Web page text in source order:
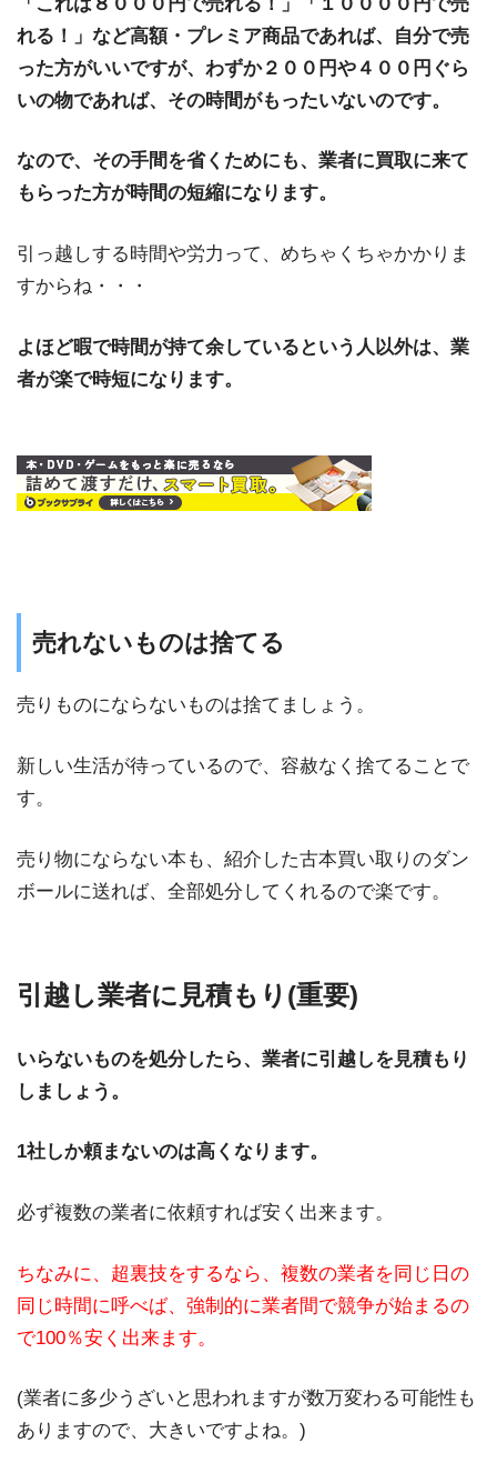
れる！」など高額・プレミア商品であれば、自分で売
った方がいいですが、わずか２００円や４００円ぐら
いの物であれば、その時間がもったいないのです。
なので、その手間を省くためにも、業者に買取に来て
もらった方が時間の短縮になります。
引っ越しする時間や労力って、めちゃくちゃかかりま
すからね・・・
よほど暇で時間が持て余しているという人以外は、業
者が楽で時短になります。
売れないものは捨てる
売りものにならないものは捨てましょう。
新しい生活が待っているので、容赦なく捨てることで
す。
売り物にならない本も、紹介した古本買い取りのダン
ボールに送れば、全部処分してくれるので楽です。
引越し業者に見積もり(重要)
いらないものを処分したら、業者に引越しを見積もり
しましょう。
1社しか頼まないのは高くなります。
必ず複数の業者に依頼すれば安く出来ます。
ちなみに、超裏技をするなら、複数の業者を同じ日の
同じ時間に呼べば、強制的に業者間で競争が始まるの
で100％安く出来ます。
(業者に多少うざいと思われますが数万変わる可能性も
ありますので、大きいですよね。)